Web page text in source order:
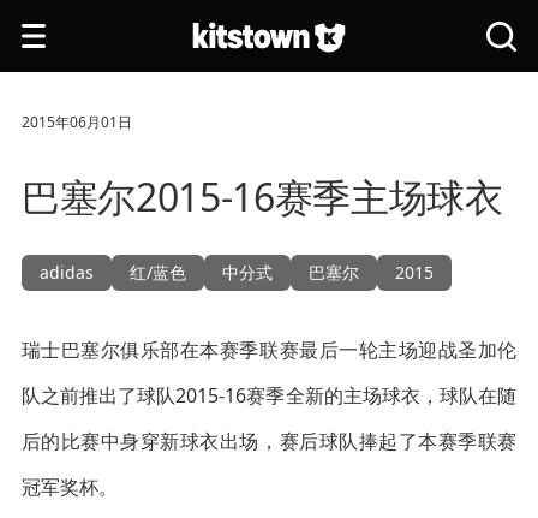
打
开
航
搜
索
2015年06月01日
巴塞尔2015-16赛季主场球衣
adidas 红/蓝色 中分式 巴塞尔 2015
瑞士巴塞尔俱乐部在本赛季联赛最后一轮主场迎战圣加伦
队之前推出了球队2015-16赛季全新的主场球衣，球队在随
后的比赛中身穿新球衣出场，赛后球队捧起了本赛季联赛
冠军奖杯。